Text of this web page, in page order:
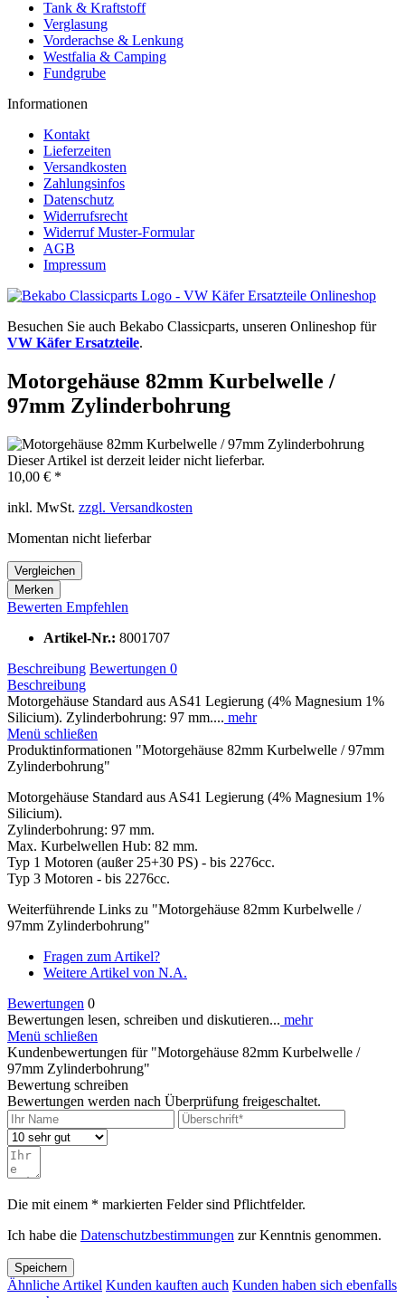
Tank & Kraftstoff
Verglasung
Vorderachse & Lenkung
Westfalia & Camping
Fundgrube
Informationen
Kontakt
Lieferzeiten
Versandkosten
Zahlungsinfos
Datenschutz
Widerrufsrecht
Widerruf Muster-Formular
AGB
Impressum
Besuchen Sie auch Bekabo Classicparts, unseren Onlineshop für
VW Käfer Ersatzteile.
Motorgehäuse 82mm Kurbelwelle /
97mm Zylinderbohrung
Dieser Artikel ist derzeit leider nicht lieferbar.
10,00 € *
inkl. MwSt. zzgl. Versandkosten
Momentan nicht lieferbar
Vergleichen
Merken
Bewerten Empfehlen
Artikel-Nr.: 8001707
Beschreibung Bewertungen 0
Beschreibung
Motorgehäuse Standard aus AS41 Legierung (4% Magnesium 1%
Silicium). Zylinderbohrung: 97 mm.... mehr
Menü schließen
Produktinformationen "Motorgehäuse 82mm Kurbelwelle / 97mm
Zylinderbohrung"
Motorgehäuse Standard aus AS41 Legierung (4% Magnesium 1%
Silicium).
Zylinderbohrung: 97 mm.
Max. Kurbelwellen Hub: 82 mm.
Typ 1 Motoren (außer 25+30 PS) - bis 2276cc.
Typ 3 Motoren - bis 2276cc.
Weiterführende Links zu "Motorgehäuse 82mm Kurbelwelle /
97mm Zylinderbohrung"
Fragen zum Artikel?
Weitere Artikel von N.A.
Bewertungen 0
Bewertungen lesen, schreiben und diskutieren... mehr
Menü schließen
Kundenbewertungen für "Motorgehäuse 82mm Kurbelwelle /
97mm Zylinderbohrung"
Bewertung schreiben
Bewertungen werden nach Überprüfung freigeschaltet.
Die mit einem * markierten Felder sind Pflichtfelder.
Ich habe die Datenschutzbestimmungen zur Kenntnis genommen.
Speichern
Ähnliche Artikel Kunden kauften auch Kunden haben sich ebenfalls